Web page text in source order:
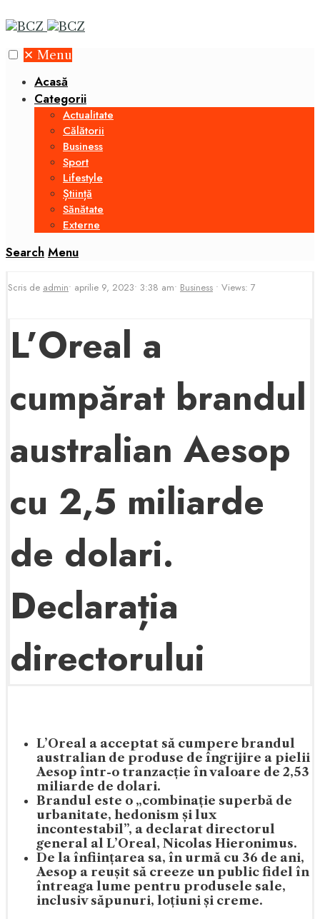
✕ Menu
Acasă
Categorii
Actualitate
Călătorii
Business
Sport
Lifestyle
Știință
Sănătate
Externe
Search Menu
Scris de admin• aprilie 9, 2023• 3:38 am• Business • Views: 7
L’Oreal a
cumpărat brandul
australian Aesop
cu 2,5 miliarde
de dolari.
Declarația
directorului
L’Oreal a acceptat să cumpere brandul
australian de produse de îngrijire a pielii
Aesop într-o tranzacție în valoare de 2,53
miliarde de dolari.
Brandul este o „combinație superbă de
urbanitate, hedonism și lux
incontestabil”, a declarat directorul
general al L’Oreal, Nicolas Hieronimus.
De la înființarea sa, în urmă cu 36 de ani,
Aesop a reușit să creeze un public fidel în
întreaga lume pentru produsele sale,
inclusiv săpunuri, loțiuni și creme.